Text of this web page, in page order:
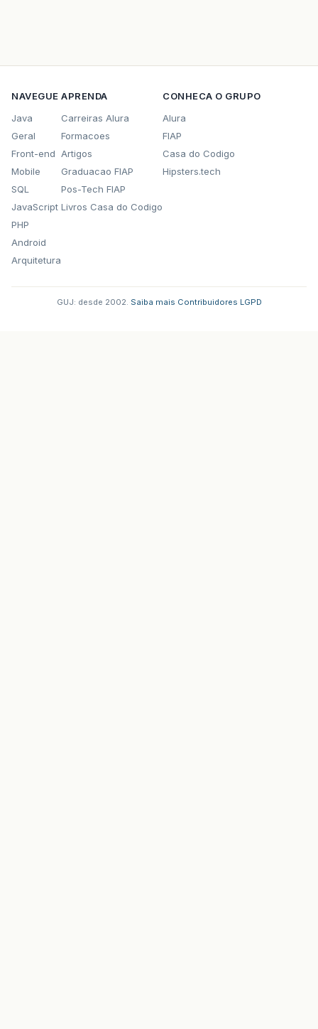
NAVEGUE
Java
Geral
Front-end
Mobile
SQL
JavaScript
PHP
Android
Arquitetura
APRENDA
Carreiras Alura
Formacoes
Artigos
Graduacao FIAP
Pos-Tech FIAP
Livros Casa do Codigo
CONHECA O GRUPO
Alura
FIAP
Casa do Codigo
Hipsters.tech
GUJ: desde 2002. Saiba mais Contribuidores LGPD